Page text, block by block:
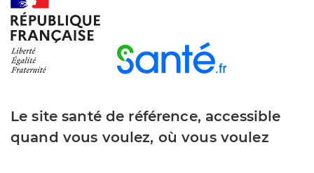
Le site santé de référence, accessible
quand vous voulez, où vous voulez